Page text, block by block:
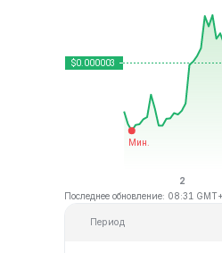
Последнее обновление: 08:31
Период